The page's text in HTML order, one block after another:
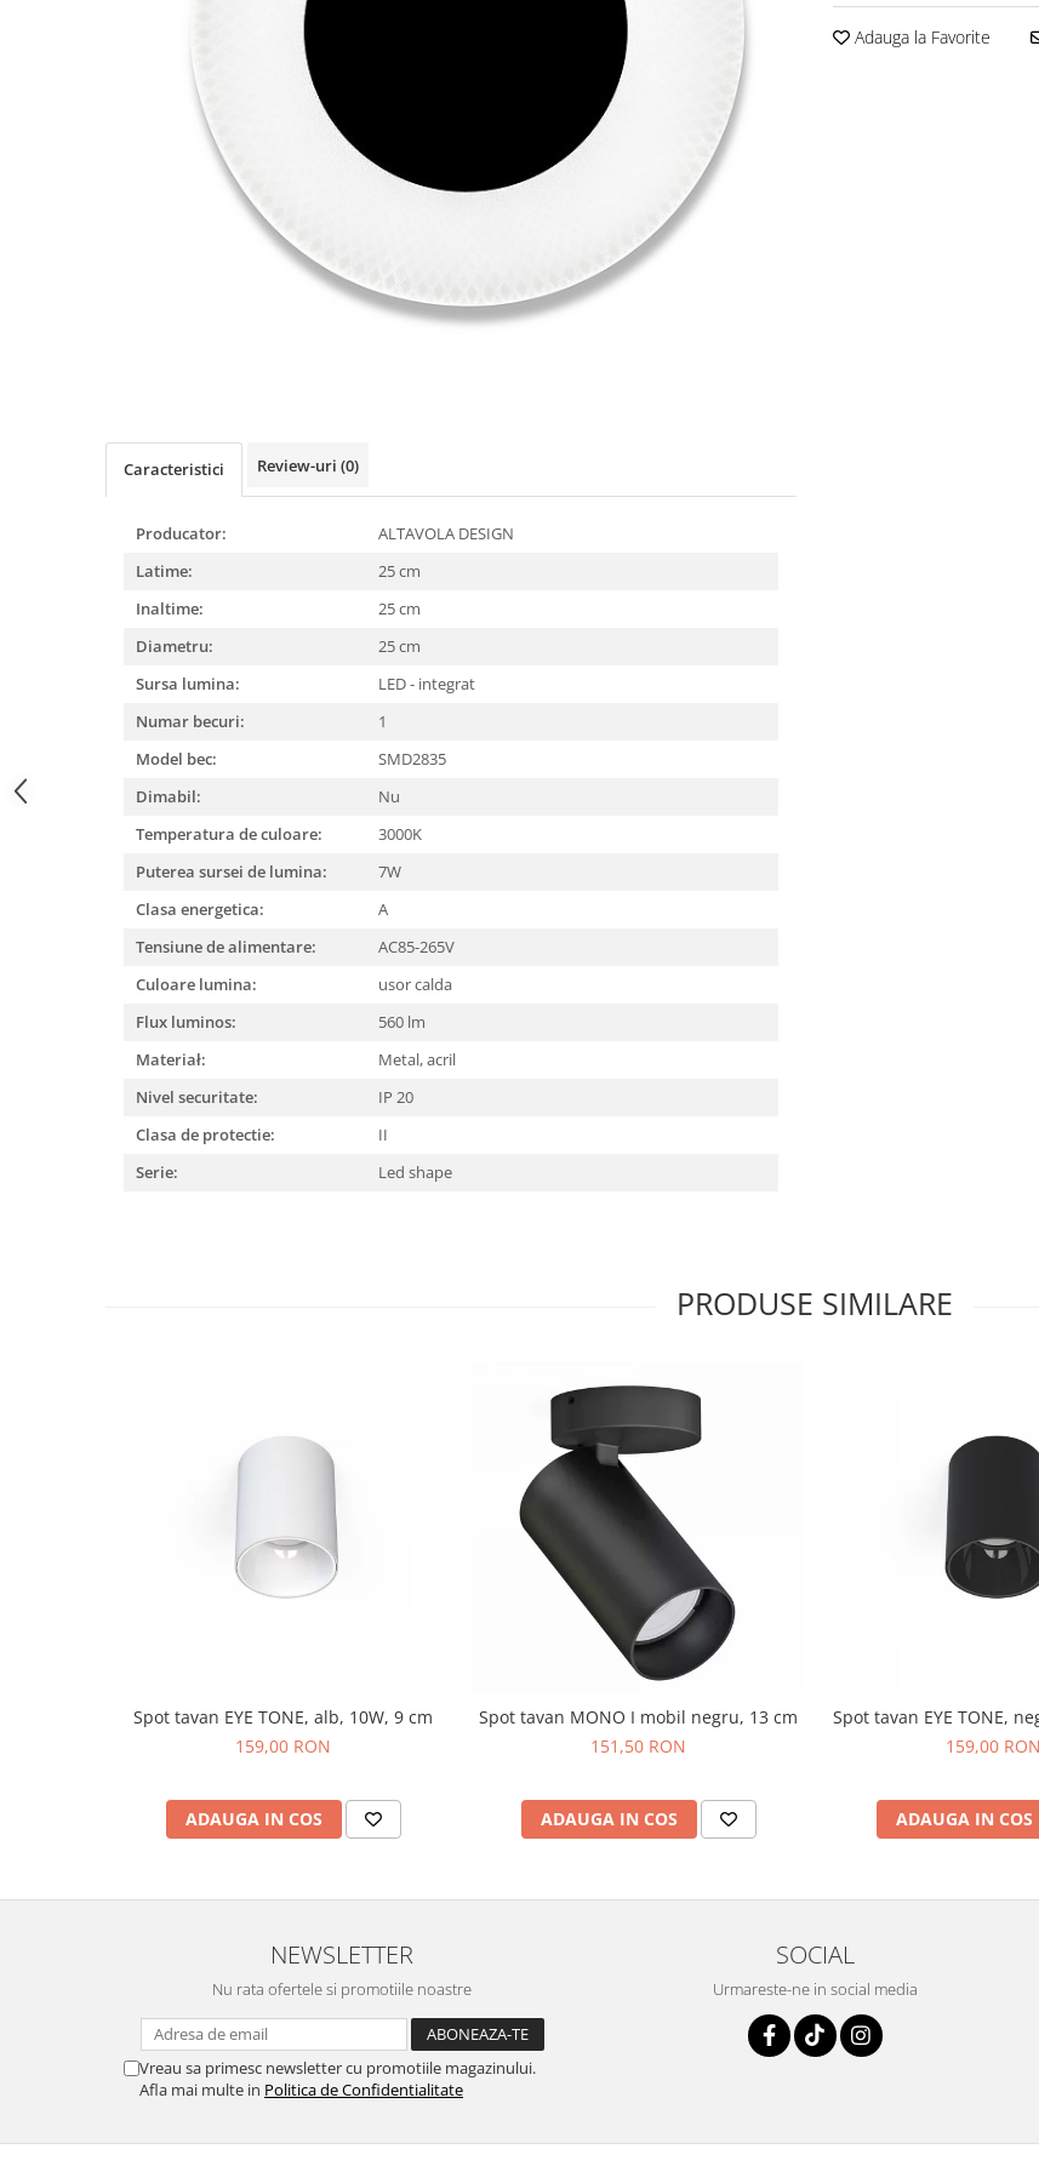
Adauga la Favorite
Caracteristici Review-uri (0)
Producator:
ALTAVOLA DESIGN
Latime:
25 cm
Inaltime:
25 cm
Diametru:
25 cm
Sursa lumina:
LED - integrat
Numar becuri:
1
Model bec:
SMD2835
Dimabil:
Nu
Temperatura de culoare:
3000K
Puterea sursei de lumina:
7W
Clasa energetica:
A
Tensiune de alimentare:
AC85-265V
Culoare lumina:
usor calda
Flux luminos:
560 lm
Materiał:
Metal, acril
Nivel securitate:
IP 20
Clasa de protectie:
II
Serie:
Led shape
PRODUSE SIMILARE
Spot tavan EYE TONE, alb, 10W, 9 cm
159,00 RON
ADAUGA IN COS
Spot tavan MONO I mobil negru, 13 cm
151,50 RON
ADAUGA IN COS
Spot tavan EYE TONE,
159,00 RON
ADAUGA IN COS
NEWSLETTER
Nu rata ofertele si promotiile noastre
Vreau sa primesc newsletter cu promotiile magazinului.
Afla mai multe in Politica de Confidentialitate
SOCIAL
Urmareste-ne in social media